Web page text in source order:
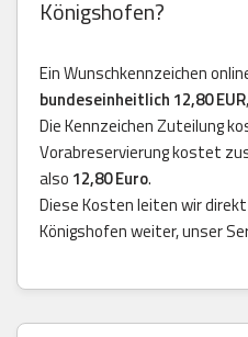
Königshofen?
Ein Wunschkennzeichen
bundeseinheitlich 12,80 EUR
Die Kennzeichen Zuteilung
Vorabreservierung kostet
also 12,80 Euro.
Diese Kosten leiten wir
Königshofen weiter, unser